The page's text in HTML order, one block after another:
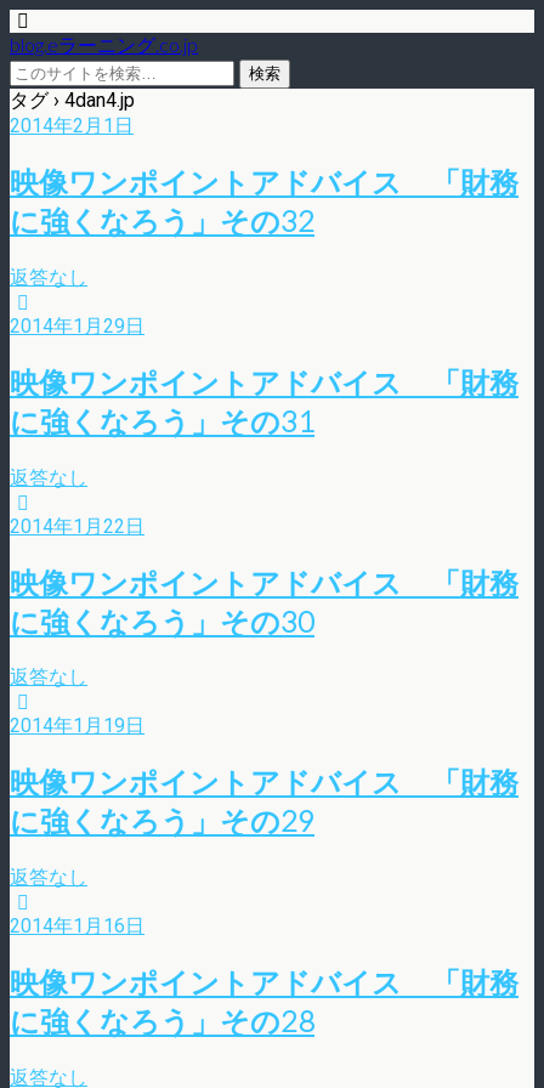
blog.eラーニング.co.jp
タグ › 4dan4.jp
2014年2月1日
映像ワンポイントアドバイス 「財務
に強くなろう」その32
返答なし
2014年1月29日
映像ワンポイントアドバイス 「財務
に強くなろう」その31
返答なし
2014年1月22日
映像ワンポイントアドバイス 「財務
に強くなろう」その30
返答なし
2014年1月19日
映像ワンポイントアドバイス 「財務
に強くなろう」その29
返答なし
2014年1月16日
映像ワンポイントアドバイス 「財務
に強くなろう」その28
返答なし